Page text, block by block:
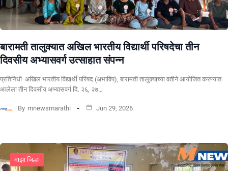
बारामती तालुक्यात अखिल भारतीय विद्यार्थी परिषदेचा तीन
दिवसीय अभ्यासवर्ग उत्साहात संपन्न
प्रतिनिधी अखिल भारतीय विद्यार्थी परिषद (अभाविप), बारामती तालुक्याच्या वतीने आयोजित करण्यात
आलेला तीन दिवसीय अभ्यासवर्ग दि. २६, २७…
By mnewsmarathi Jun 29, 2026
माझा जिल्हा